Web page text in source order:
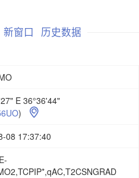
新窗口 历史数据
E 36°36'44"
) 
08 17:37:40